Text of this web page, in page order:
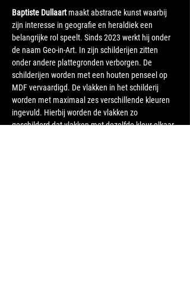
Baptiste Dullaart maakt abstracte kunst waarbij
zijn interesse in geografie en heraldiek een
belangrijke rol speelt. Sinds 2023 werkt hij onder
de naam Geo-in-Art. In zijn schilderijen zitten
onder andere plattegronden verborgen. De
schilderijen worden met een houten penseel op
MDF vervaardigd. De vlakken in het schilderij
worden met maximaal zes verschillende kleuren
ingevuld. Hierbij worden de vlakken zo
geschilderd dat vlakken met dezelfde kleur elkaar